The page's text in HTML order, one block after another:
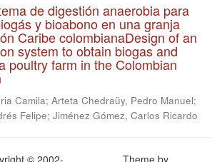
de digestión anaerobia para
y bioabono en una granja
Caribe colombianaDesign of an
system to obtain biogas and
poultry farm in the Colombian
Camila; Arteta Chedraüy, Pedro Manuel;
Felipe; Jiménez Gómez, Carlos Ricardo
© 2002-
Theme by